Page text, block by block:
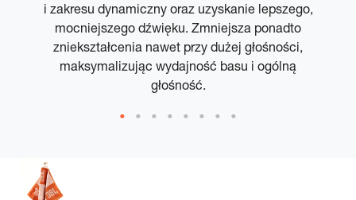
i zakresu dynamiczny oraz uzyskanie lepszego,
mocniejszego dźwięku. Zmniejsza ponadto
zniekształcenia nawet przy dużej głośności,
maksymalizując wydajność basu i ogólną
głośność.